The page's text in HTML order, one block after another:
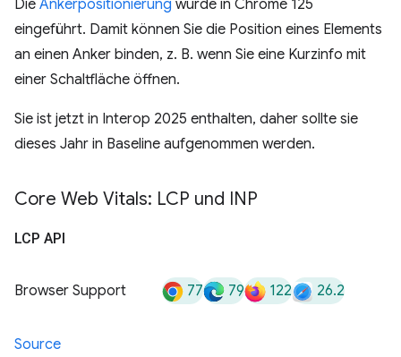
Die Ankerpositionierung wurde in Chrome 125
eingeführt. Damit können Sie die Position eines Elements
an einen Anker binden, z. B. wenn Sie eine Kurzinfo mit
einer Schaltfläche öffnen.
Sie ist jetzt in Interop 2025 enthalten, daher sollte sie
dieses Jahr in Baseline aufgenommen werden.
Core Web Vitals: LCP und INP
LCP API
Browser Support 77 79 122 26.2
Source